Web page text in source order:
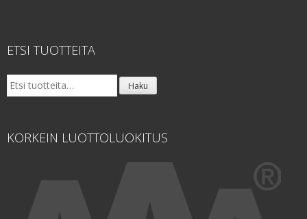
ETSI TUOTTEITA
Etsi: Haku
KORKEIN LUOTTOLUOKITUS